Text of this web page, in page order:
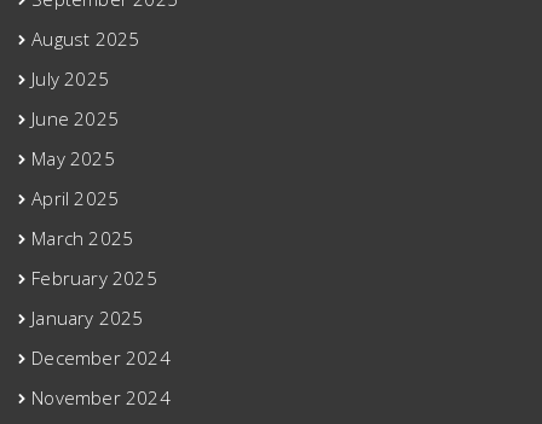
August 2025
July 2025
June 2025
May 2025
April 2025
March 2025
February 2025
January 2025
December 2024
November 2024